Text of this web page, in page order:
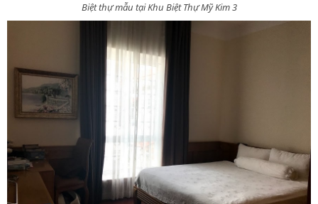
Biệt thự mẫu tại Khu Biệt Thự Mỹ Kim 3